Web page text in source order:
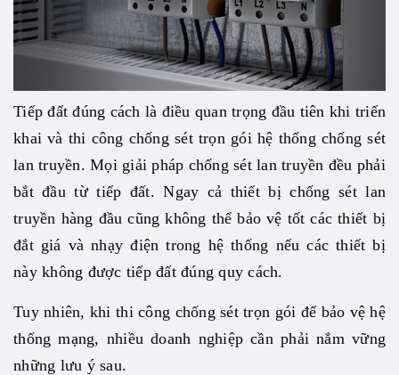
Tiếp đất đúng cách là điều quan trọng đầu tiên khi triển
khai và thi công chống sét trọn gói hệ thống chống sét
lan truyền. Mọi giải pháp chống sét lan truyền đều phải
bắt đầu từ tiếp đất. Ngay cả thiết bị chống sét lan
truyền hàng đầu cũng không thể bảo vệ tốt các thiết bị
đắt giá và nhạy điện trong hệ thống nếu các thiết bị
này không được tiếp đất đúng quy cách.
Tuy nhiên, khi thi công chống sét trọn gói để bảo vệ hệ
thống mạng, nhiều doanh nghiệp cần phải nắm vững
những lưu ý sau.